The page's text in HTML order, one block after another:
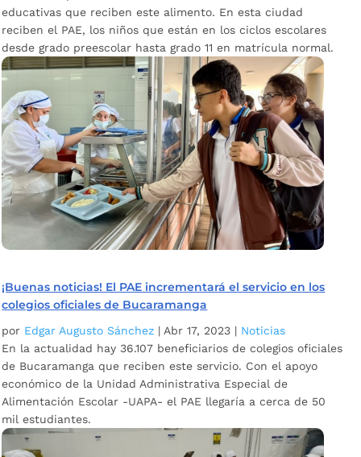
educativas que reciben este alimento. En esta ciudad
reciben el PAE, los niños que están en los ciclos escolares
desde grado preescolar hasta grado 11 en matrícula normal.
¡Buenas noticias! El PAE incrementará el servicio en los
colegios oficiales de Bucaramanga
por Edgar Augusto Sánchez | Abr 17, 2023 | Noticias
En la actualidad hay 36.107 beneficiarios de colegios oficiales
de Bucaramanga que reciben este servicio. Con el apoyo
económico de la Unidad Administrativa Especial de
Alimentación Escolar -UAPA- el PAE llegaría a cerca de 50
mil estudiantes.